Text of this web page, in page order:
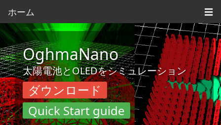
ホーム ☰
OghmaNano
太陽電池とOLEDをシミュレーション
ダウンロード
Quick Start guide